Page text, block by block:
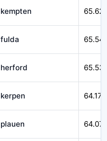
kempten
fulda
herford
kerpen 64.171
plauen